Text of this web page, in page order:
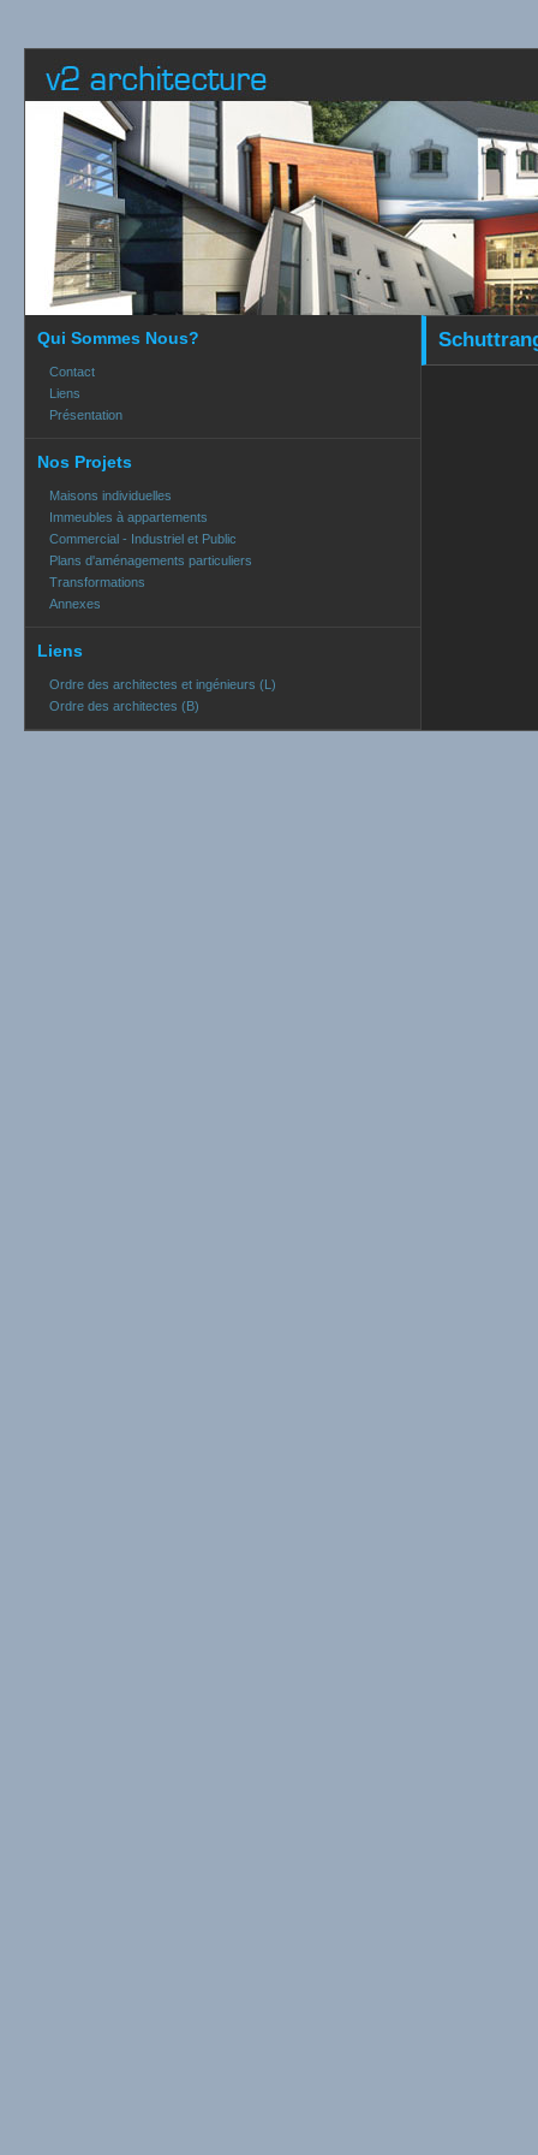
Qui Sommes Nous?
Contact
Liens
Présentation
Nos Projets
Maisons individuelles
Immeubles à appartements
Commercial - Industriel et Public
Plans d'aménagements particuliers
Transformations
Annexes
Liens
Ordre des architectes et ingénieurs (L)
Ordre des architectes (B)